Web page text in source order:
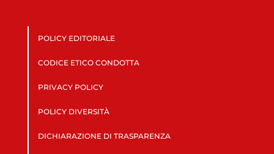
POLICY EDITORIALE
CODICE ETICO CONDOTTA
PRIVACY POLICY
POLICY DIVERSITÀ
DICHIARAZIONE DI TRASPARENZA